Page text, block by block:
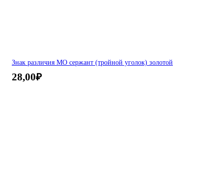
Знак различия МО сержант (тройной уголок) золотой
28,00₽